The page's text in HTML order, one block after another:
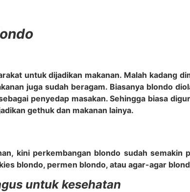
untuk dijadikan makanan. Malah kadang
juga sudah beragam. Biasanya blondo
penyedap masakan. Sehingga biasa
gethuk dan makanan lainya.
kini perkembangan blondo sudah
blondo, permen blondo, atau agar-agar
untuk kesehatan